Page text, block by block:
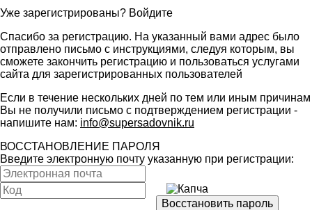
Уже зарегистрированы? Войдите
Спасибо за регистрацию. На указанный вами адрес было
отправлено письмо с инструкциями, следуя которым, вы
сможете закончить регистрацию и пользоваться услугами
сайта для зарегистрированных пользователей
Если в течение нескольких дней по тем или иным причинам
Вы не получили письмо с подтверждением регистрации -
напишите нам: info@supersadovnik.ru
ВОССТАНОВЛЕНИЕ ПАРОЛЯ
Введите электронную почту указанную при регистрации: